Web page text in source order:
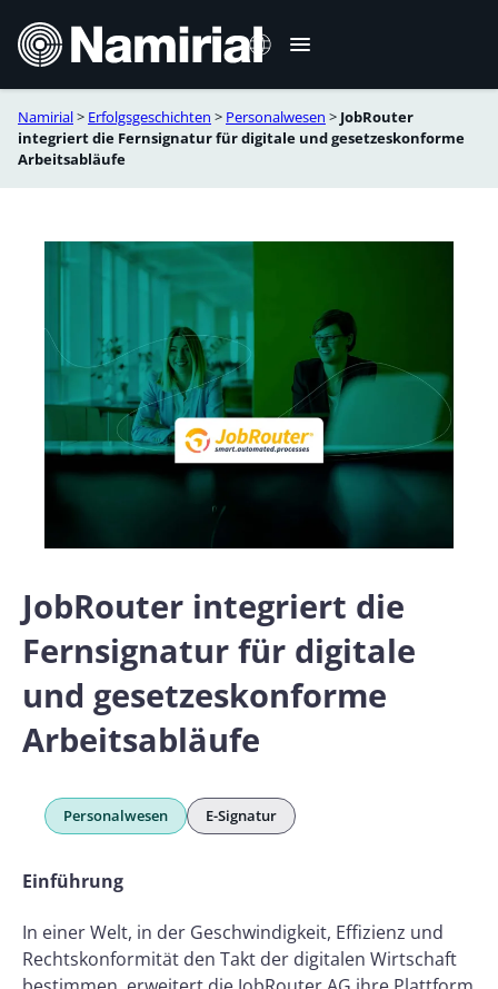
Inhalt
springen
Italiano
Português
Namirial> Erfolgsgeschichten > Personalwesen > JobRouter
integriert die Fernsignatur für digitale und gesetzeskonforme
Arbeitsabläufe
JobRouter integriert die
Fernsignatur für digitale
und gesetzeskonforme
Arbeitsabläufe
Personalwesen E-Signatur
Einführung
In einer Welt, in der Geschwindigkeit, Effizienz und
Rechtskonformität den Takt der digitalen Wirtschaft